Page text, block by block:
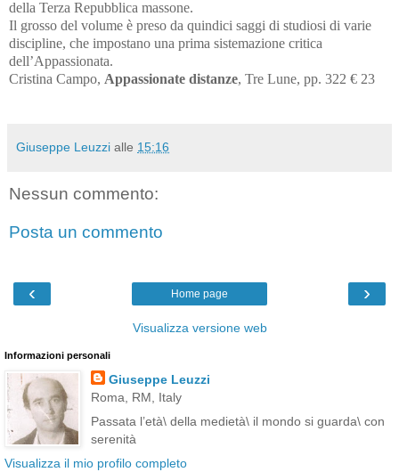
della Terza Repubblica massone.
Il grosso del volume è preso da quindici saggi di studiosi di varie
discipline, che impostano una prima sistemazione critica
dell’Appassionata.
Cristina Campo, Appassionate distanze, Tre Lune, pp. 322 € 23
Giuseppe Leuzzi alle 15:16
Nessun commento:
Posta un commento
‹ ›
Home page
Visualizza versione web
Informazioni personali
Giuseppe Leuzzi
Roma, RM, Italy
Passata l’età\ della medietà\ il mondo si guarda\ con
serenità
Visualizza il mio profilo completo